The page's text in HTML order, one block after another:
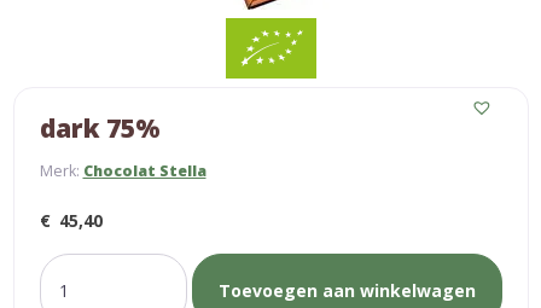
dark 75%
Merk: Chocolat Stella
€ 45,40
dark
75%
Toevoegen aan winkelwagen